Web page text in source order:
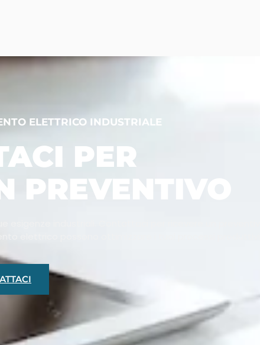
ELETTRICO INDUSTRIALE
PER
PREVENTIVO
industriali. Contattaci per ricevere un preventivo
elettrico possono ottimizzare i tuoi processi produttivi.